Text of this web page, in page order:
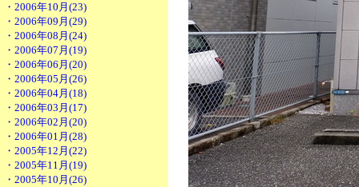
・2006年10月(23)
・2006年09月(29)
・2006年08月(24)
・2006年07月(19)
・2006年06月(20)
・2006年05月(26)
・2006年04月(18)
・2006年03月(17)
・2006年02月(20)
・2006年01月(28)
・2005年12月(22)
・2005年11月(19)
・2005年10月(26)